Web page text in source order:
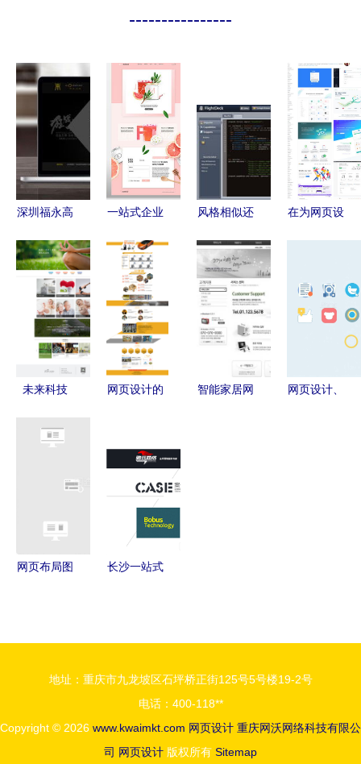
----------------
深圳福永高
站建设公司
推荐及费用
揭秘
一站式企业
高清PSD素
材与网页设
计灵感宝库
风格相似还
袭？Mozilla
被指照抄某
Web设计公
司网站
在为网页设
最佳网页截
屏收集网站
未来科技
建设与推广
网页设计的
代的视觉盛
宴
智能家居网
网页设计、
网页布局图
长沙一站式
解决方案
地址：重庆市九龙坡区石坪桥正街125号5号楼19-2号
电话：400-118**
Copyright © 2026 www.kwaimkt.com 网页设计 重庆网沃网络科技有限公
司 网页设计 版权所有 Sitemap